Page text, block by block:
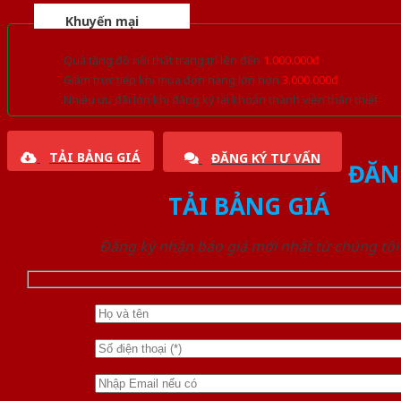
Khuyến mại
Quà tặng đồ nội thất trang trí lên đến 1.000.000đ
Giảm trực tiếp khi mua đơn hàng lớn hơn 3.000.000đ
Nhiều ưu đãi lớn khi đăng ký tài khoản thành viên thân thiết
TẢI BẢNG GIÁ ĐĂNG KÝ TƯ VẤN
TẢI BẢNG GIÁ
Đăng ký nhận báo giá mới nhất từ chúng tôi